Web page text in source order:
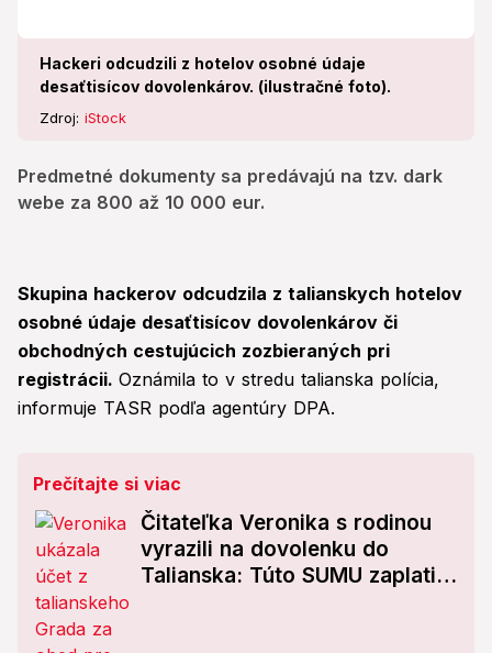
Hackeri odcudzili z hotelov osobné údaje
desaťtisícov dovolenkárov. (ilustračné foto).
Zdroj: iStock
Predmetné dokumenty sa predávajú na tzv. dark
webe za 800 až 10 000 eur.
Skupina hackerov odcudzila z talianskych hotelov
osobné údaje desaťtisícov dovolenkárov či
obchodných cestujúcich zozbieraných pri
registrácii. Oznámila to v stredu talianska polícia,
informuje TASR podľa agentúry DPA.
Prečítajte si viac
Čitateľka Veronika s rodinou
vyrazili na dovolenku do
Talianska: Túto SUMU zaplatili